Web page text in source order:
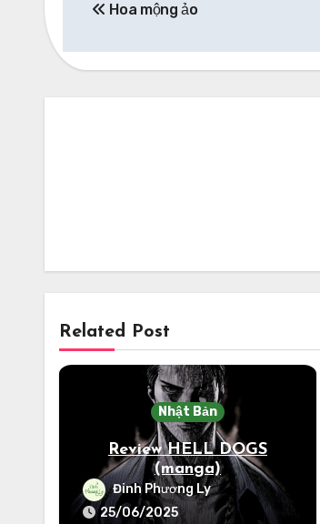
navigation
Hoa mộng ảo
Related Post
Nhật Bản
Review HELL DOGS
(manga)
Đinh Phương Ly
25/06/2025